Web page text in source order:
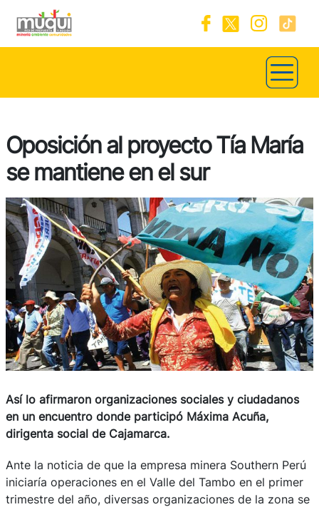
Oposición al proyecto Tía María
se mantiene en el sur
Así lo afirmaron organizaciones sociales y ciudadanos
en un encuentro donde participó Máxima Acuña,
dirigenta social de Cajamarca.
Ante la noticia de que la empresa minera Southern Perú
iniciaría operaciones en el Valle del Tambo en el primer
trimestre del año, diversas organizaciones de la zona se